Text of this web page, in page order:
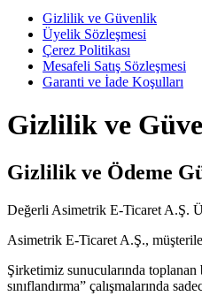
Gizlilik ve Güvenlik
Üyelik Sözleşmesi
Çerez Politikası
Mesafeli Satış Sözleşmesi
Garanti ve İade Koşulları
Gizlilik ve
Gizlilik ve Ödeme
Değerli Asimetrik E-Ticaret A.Ş.
Asimetrik E-Ticaret A.Ş.,
Şirketimiz sunucularında
sınıflandırma” çalışmalarında